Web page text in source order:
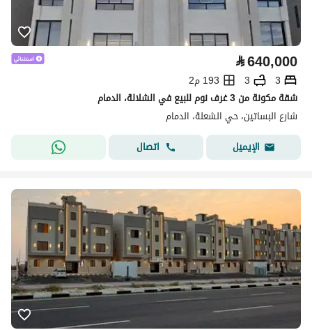
⃁640,000
3
3
193 م2
شقة مكونة من 3 غرف نوم للبيع في الشلالة، الدمام
شارع البساتين، حي الشعلة، الدمام
الإيميل
اتصال